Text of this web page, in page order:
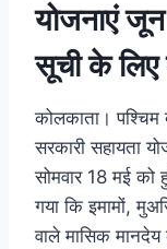
योजनाएं
सूची के
कोलकाता। पश्चिम
सरकारी सहायता
सोमवार 18 मई को
गया कि इमामों,
वाले मासिक